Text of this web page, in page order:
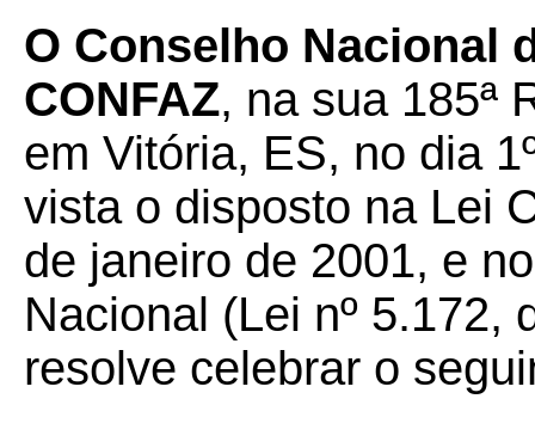
O Conselho Nacional
CONFAZ, na sua 185ª
em Vitória, ES, no dia
vista o disposto na Lei
de janeiro de 2001, e
Nacional (Lei nº 5.172,
resolve celebrar o